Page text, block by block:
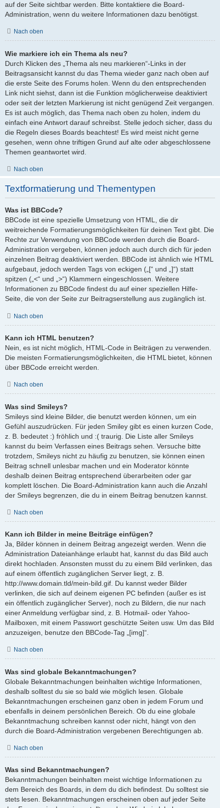
auf der Seite sichtbar werden. Bitte kontaktiere die Board-
Administration, wenn du weitere Informationen dazu benötigst.
Nach oben
Wie markiere ich ein Thema als neu?
Durch Klicken des „Thema als neu markieren“-Links in der
Beitragsansicht kannst du das Thema wieder ganz nach oben auf
die erste Seite des Forums holen. Wenn du den entsprechenden
Link nicht siehst, dann ist die Funktion möglicherweise deaktiviert
oder seit der letzten Markierung ist nicht genügend Zeit vergangen.
Es ist auch möglich, das Thema nach oben zu holen, indem du
einfach eine Antwort darauf schreibst. Stelle jedoch sicher, dass du
die Regeln dieses Boards beachtest! Es wird meist nicht gerne
gesehen, wenn ohne triftigen Grund auf alte oder abgeschlossene
Themen geantwortet wird.
Nach oben
Textformatierung und Thementypen
Was ist BBCode?
BBCode ist eine spezielle Umsetzung von HTML, die dir
weitreichende Formatierungsmöglichkeiten für deinen Text gibt. Die
Rechte zur Verwendung von BBCode werden durch die Board-
Administration vergeben, können jedoch auch durch dich für jeden
einzelnen Beitrag deaktiviert werden. BBCode ist ähnlich wie HTML
aufgebaut, jedoch werden Tags von eckigen („[“ und „]“) statt
spitzen („<“ und „>“) Klammern eingeschlossen. Weitere
Informationen zu BBCode findest du auf einer speziellen Hilfe-
Seite, die von der Seite zur Beitragserstellung aus zugänglich ist.
Nach oben
Kann ich HTML benutzen?
Nein, es ist nicht möglich, HTML-Code in Beiträgen zu verwenden.
Die meisten Formatierungsmöglichkeiten, die HTML bietet, können
über BBCode erreicht werden.
Nach oben
Was sind Smileys?
Smileys sind kleine Bilder, die benutzt werden können, um ein
Gefühl auszudrücken. Für jeden Smiley gibt es einen kurzen Code,
z. B. bedeutet :) fröhlich und :( traurig. Die Liste aller Smileys
kannst du beim Verfassen eines Beitrags sehen. Versuche bitte
trotzdem, Smileys nicht zu häufig zu benutzen, sie können einen
Beitrag schnell unlesbar machen und ein Moderator könnte
deshalb deinen Beitrag entsprechend überarbeiten oder gar
komplett löschen. Die Board-Administration kann auch die Anzahl
der Smileys begrenzen, die du in einem Beitrag benutzen kannst.
Nach oben
Kann ich Bilder in meine Beiträge einfügen?
Ja, Bilder können in deinem Beitrag angezeigt werden. Wenn die
Administration Dateianhänge erlaubt hat, kannst du das Bild auch
direkt hochladen. Ansonsten musst du zu einem Bild verlinken, das
auf einem öffentlich zugänglichen Server liegt, z. B.
http://www.domain.tld/mein-bild.gif. Du kannst weder Bilder
verlinken, die sich auf deinem eigenen PC befinden (außer es ist
ein öffentlich zugänglicher Server), noch zu Bildern, die nur nach
einer Anmeldung verfügbar sind, z. B. Hotmail- oder Yahoo-
Mailboxen, mit einem Passwort geschützte Seiten usw. Um das Bild
anzuzeigen, benutze den BBCode-Tag „[img]“.
Nach oben
Was sind globale Bekanntmachungen?
Globale Bekanntmachungen beinhalten wichtige Informationen,
deshalb solltest du sie so bald wie möglich lesen. Globale
Bekanntmachungen erscheinen ganz oben in jedem Forum und
ebenfalls in deinem persönlichen Bereich. Ob du eine globale
Bekanntmachung schreiben kannst oder nicht, hängt von den
durch die Board-Administration vergebenen Berechtigungen ab.
Nach oben
Was sind Bekanntmachungen?
Bekanntmachungen beinhalten meist wichtige Informationen zu
dem Bereich des Boards, in dem du dich befindest. Du solltest sie
stets lesen. Bekanntmachungen erscheinen oben auf jeder Seite